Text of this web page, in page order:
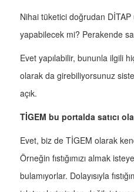
Nihai tüketici doğrudan DİTAP
yapabilecek mi? Perakende
Evet yapılabilir, bununla ilgili
olarak da girebiliyorsunuz
açık.
TİGEM bu portalda satıcı
Evet, biz de TİGEM olarak
Örneğin fıstığımızı almak
bulamıyorlar. Dolayısıyla